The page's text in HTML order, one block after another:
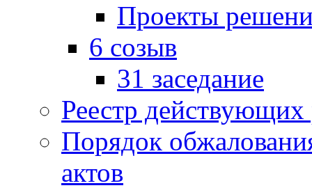
Проекты
6 созыв
31 заседание
Реестр
Порядок
актов